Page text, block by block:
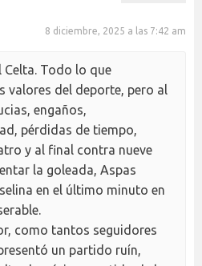
8 diciembre, 2025 a las 7:42 am
Celta. Todo lo que
valores del deporte, pero al
engaños,
pérdidas de tiempo,
y al final contra nueve
la goleada, Aspas
en el último minuto en
como tantos seguidores
un partido ruín,